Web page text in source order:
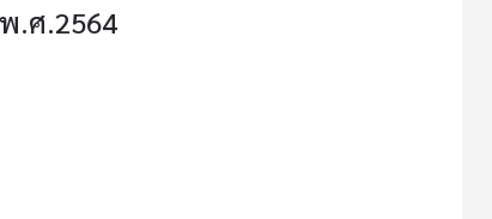
.ศ.2564